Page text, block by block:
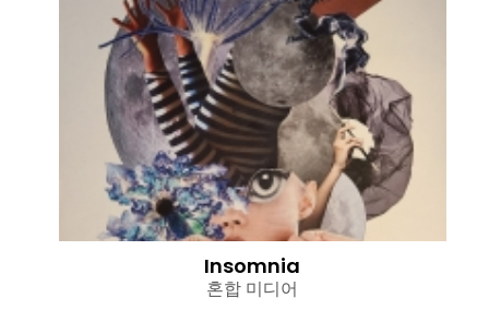
Insomnia
혼합 미디어